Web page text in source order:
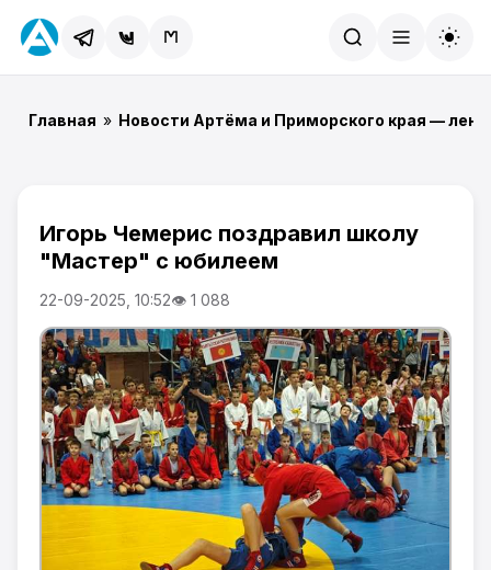
Главная » Новости Артёма и Приморского края —
Игорь Чемерис поздравил школу
"Мастер" с юбилеем
22-09-2025, 10:52👁 1 088